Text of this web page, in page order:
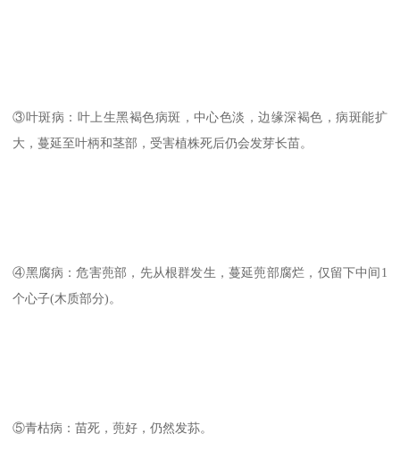
③叶斑病：叶上生黑褐色病斑，中心色淡，边缘深褐色，病斑能扩
大，蔓延至叶柄和茎部，受害植株死后仍会发芽长苗。
④黑腐病：危害蔸部，先从根群发生，蔓延蔸部腐烂，仅留下中间1
个心子(木质部分)。
⑤青枯病：苗死，蔸好，仍然发荪。